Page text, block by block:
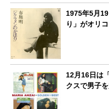
1975年5月
り」がオリ
12月16日は
クスで男子